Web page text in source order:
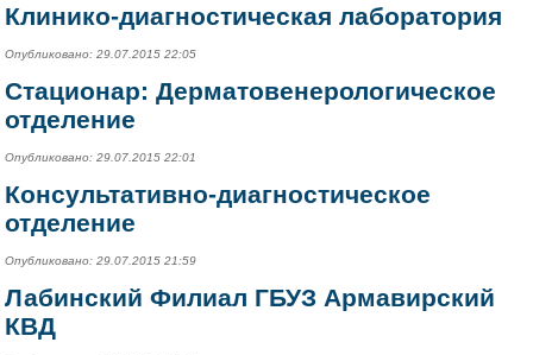
Клинико-диагностическая лаборатория
Опубликовано: 29.07.2015 22:05
Стационар: Дерматовенерологическое
отделение
Опубликовано: 29.07.2015 22:01
Консультативно-диагностическое
отделение
Опубликовано: 29.07.2015 21:59
Лабинский Филиал ГБУЗ Армавирский
КВД